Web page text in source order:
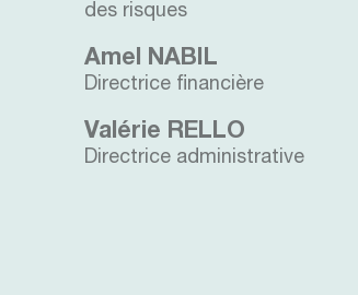
des risques
Amel NABIL
Directrice financière
Valérie RELLO
Directrice administrative